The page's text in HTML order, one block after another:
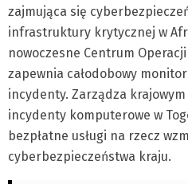
zajmująca się
infrastruktury krytycznej w
nowoczesne Centrum
zapewnia całodobowy
incydenty. Zarządza
incydenty komputerowe w
bezpłatne usługi na rzecz
cyberbezpieczeństwa kraju.